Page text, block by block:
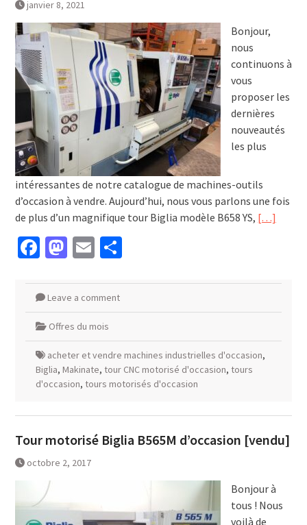
janvier 8, 2021
Bonjour,
nous
continuons à
vous
proposer les
dernières
nouveautés
les plus
intéressantes de notre catalogue de machines-outils
d’occasion à vendre. Aujourd’hui, nous vous parlons une fois
de plus d’un magnifique tour Biglia modèle B658 YS, […]
Facebook
Mastodon
EmailPartager
Leave a comment
Offres du mois
acheter et vendre machines industrielles d'occasion,
Biglia, Makinate, tour CNC motorisé d'occasion, tours
d'occasion, tours motorisés d'occasion
Tour motorisé Biglia B565M d’occasion [vendu]
octobre 2, 2017
Bonjour à
tous ! Nous
voilà de